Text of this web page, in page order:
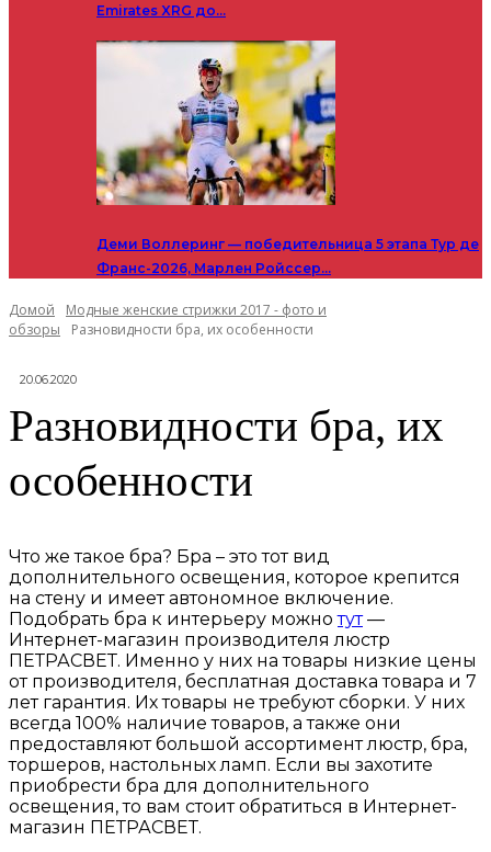
Emirates XRG до…
Деми Воллеринг — победительница 5 этапа Тур де
Франс-2026, Марлен Ройссер…
Домой
Модные женские стрижки 2017 - фото и
обзоры
Разновидности бра, их особенности
20.06.2020
Разновидности бра, их
особенности
Что же такое бра? Бра – это тот вид
дополнительного освещения, которое крепится
на стену и имеет автономное включение.
Подобрать бра к интерьеру можнотут—
Интернет-магазин производителя люстр
ПЕТРАСВЕТ. Именно у них на товары низкие цены
от производителя, бесплатная доставка товара и 7
лет гарантия. Их товары не требуют сборки. У них
всегда 100% наличие товаров, а также они
предоставляют большой ассортимент люстр, бра,
торшеров, настольных ламп. Если вы захотите
приобрести бра для дополнительного
освещения, то вам стоит обратиться в Интернет-
магазин ПЕТРАСВЕТ.